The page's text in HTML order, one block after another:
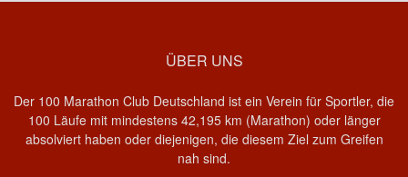
ÜBER UNS
Der 100 Marathon Club Deutschland ist ein Verein für Sportler, die
100 Läufe mit mindestens 42,195 km (Marathon) oder länger
absolviert haben oder diejenigen, die diesem Ziel zum Greifen
nah sind.